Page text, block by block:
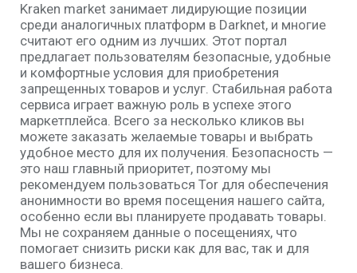
Kraken market занимает лидирующие позиции
среди аналогичных платформ в Darknet, и многие
считают его одним из лучших. Этот портал
предлагает пользователям безопасные, удобные
и комфортные условия для приобретения
запрещенных товаров и услуг. Стабильная работа
сервиса играет важную роль в успехе этого
маркетплейса. Всего за несколько кликов вы
можете заказать желаемые товары и выбрать
удобное место для их получения. Безопасность —
это наш главный приоритет, поэтому мы
рекомендуем пользоваться Tor для обеспечения
анонимности во время посещения нашего сайта,
особенно если вы планируете продавать товары.
Мы не сохраняем данные о посещениях, что
помогает снизить риски как для вас, так и для
вашего бизнеса.